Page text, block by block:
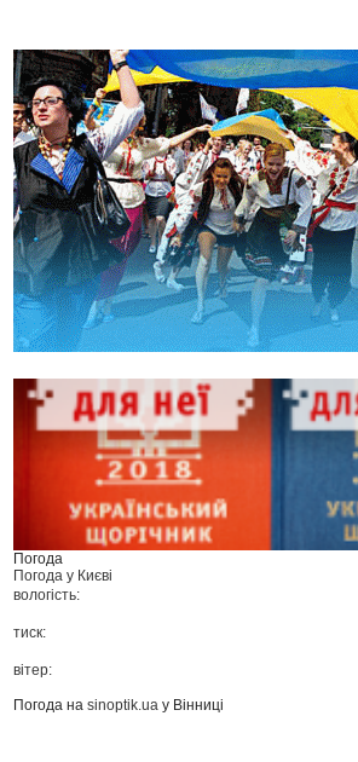
Погода
Погода у Києві
вологість:
тиск:
вітер:
Погода наsinoptik.ua у Вінниці